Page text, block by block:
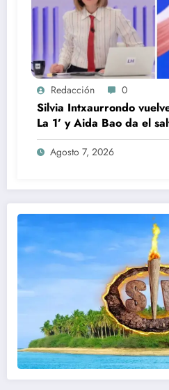
Redacción 0
Silvia Intxaurrondo
La 1’ y Aida Bao da el
360’
Agosto 7, 2026